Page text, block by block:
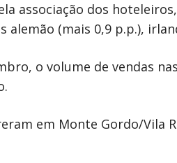
associação dos
(mais 0,9 p.p.),
o volume de vendas
em Monte Gordo/Vila